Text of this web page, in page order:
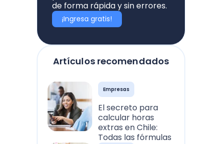
Artículos recomendados
Empresas
El secreto para
calcular horas
extras en Chile:
Todas las fórmulas
de forma rápida y sin errores.
¡Ingresa gratis!